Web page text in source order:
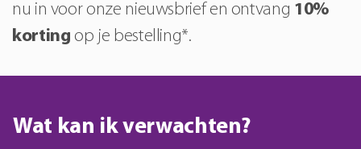
nu in voor onze nieuwsbrief en ontvang 10%
korting op je bestelling*.
Wat kan ik verwachten?